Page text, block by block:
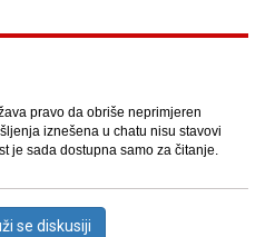
pravo da obriše neprimjeren
iznešena u chatu nisu stavovi
je sada dostupna samo za čitanje.
se diskusiji